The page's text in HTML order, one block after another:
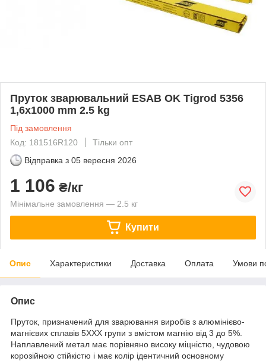
Пруток зварювальний ESAB OK Tigrod 5356
1,6x1000 mm 2.5 kg
Під замовлення
Код: 181516R120
Тільки опт
Відправка з 05 вересня 2026
1 106 ₴/кг
Мінімальне замовлення — 2.5 кг
Купити
Опис Характеристики Доставка Оплата Умови
Опис
Пруток, призначений для зварювання виробів з алюмінієво-
магнієвих сплавів 5ХХХ групи з вмістом магнію від 3 до 5%.
Наплавлений метал має порівняно високу міцністю, чудовою
корозійною стійкістю і має колір ідентичний основному